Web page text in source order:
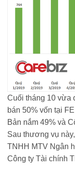
Cuối tháng 10 vừa
bán 50% vốn tại
Bản nắm 49% và
Sau thương vụ
TNHH MTV Ngân
Công ty Tài chính